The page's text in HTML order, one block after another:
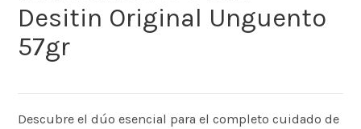
Desitin Original Unguento
57gr
Descubre el dúo esencial para el completo cuidado de